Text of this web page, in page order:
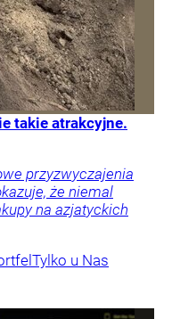
takie atrakcyjne.
przyzwyczajenia
że niemal
na azjatyckich
Tylko u Nas